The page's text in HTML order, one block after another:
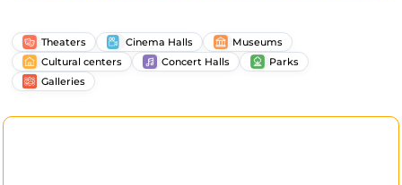
Theaters Cinema Halls
Museums
Cultural centers
Concert Halls
Parks
Galleries